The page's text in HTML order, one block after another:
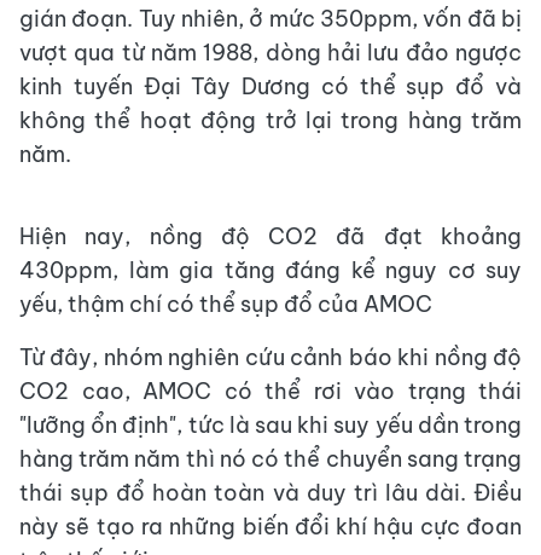
gián đoạn. Tuy nhiên, ở mức 350ppm, vốn đã bị
vượt qua từ năm 1988, dòng hải lưu đảo ngược
kinh tuyến Đại Tây Dương có thể sụp đổ và
không thể hoạt động trở lại trong hàng trăm
năm.
Hiện nay, nồng độ CO2 đã đạt khoảng
430ppm, làm gia tăng đáng kể nguy cơ suy
yếu, thậm chí có thể sụp đổ của AMOC
Từ đây, nhóm nghiên cứu cảnh báo khi nồng độ
CO2 cao, AMOC có thể rơi vào trạng thái
"lưỡng ổn định", tức là sau khi suy yếu dần trong
hàng trăm năm thì nó có thể chuyển sang trạng
thái sụp đổ hoàn toàn và duy trì lâu dài. Điều
này sẽ tạo ra những biến đổi khí hậu cực đoan